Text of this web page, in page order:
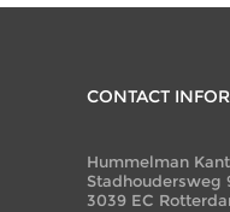
CONTACT
Hummelman
Stadhoudersweg
3039 EC